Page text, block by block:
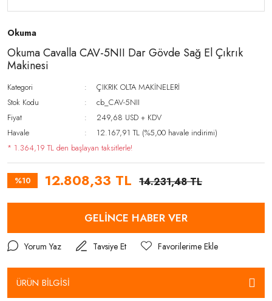
Okuma
Okuma Cavalla CAV-5NII Dar Gövde Sağ El Çıkrık
Makinesi
Kategori
ÇIKRIK OLTA MAKİNELERİ
Stok Kodu
cb_CAV-5NII
Fiyat
249,68 USD + KDV
Havale
12.167,91 TL (%5,00 havale indirimi)
* 1.364,19 TL den başlayan taksitlerle!
%10 12.808,33 TL 14.231,48 TL
GELİNCE HABER VER
Yorum Yaz Tavsiye Et
ÜRÜN BİLGİSİ